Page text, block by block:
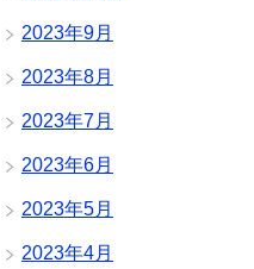
2023年9月
2023年8月
2023年7月
2023年6月
2023年5月
2023年4月